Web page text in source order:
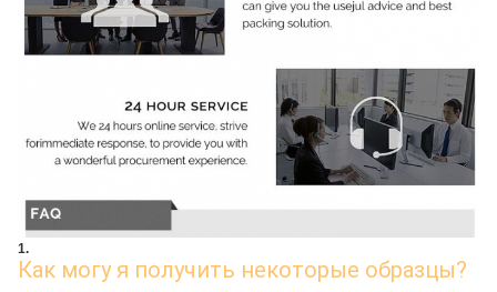
1.
Как могу я получить некоторые образцы?